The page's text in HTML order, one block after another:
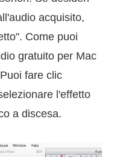
acquisito,
Come puoi
gratuito per Mac
fare clic
l'effetto
a discesa.